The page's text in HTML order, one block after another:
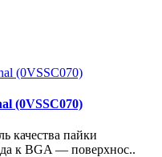
(0VSSC070)
качества пайки
к BGA — поверхнос..